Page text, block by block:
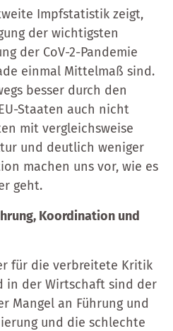
Impfstatistik zeigt,
der wichtigsten
der CoV-2-Pandemie
einmal Mittelmaß sind.
besser durch den
Staaten auch nicht
mit vergleichsweise
und deutlich weniger
machen uns vor, wie es
geht.
Koordination und
für die verbreitete Kritik
in der Wirtschaft sind der
Mangel an Führung und
und die schlechte